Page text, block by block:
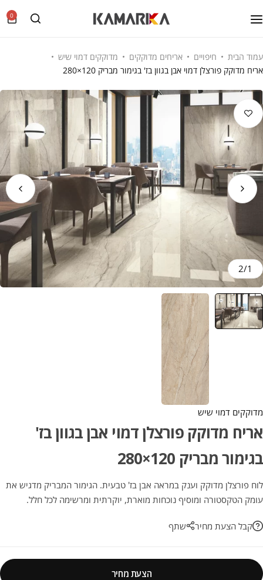
0
עמוד הבית חיפויים אריחים מדוקקים
מדוקקים דמוי שיש
אריח מדוקק פורצלן דמוי אבן בגוון בז' בגימור מבריק 120×280
1
/
2
מדוקקים דמוי שיש
אריח מדוקק פורצלן דמוי אבן בגוון בז'
בגימור מבריק 120×280
לוח פורצלן מדוקק וענק במראה אבן בז' טבעית. הגימור המבריק מדגיש את
עומק הטקסטורה ומוסיף נוכחות מוארת, יוקרתית ומרשימה לכל חלל.
קבל הצעת מחיר שתף
הצעת מחיר